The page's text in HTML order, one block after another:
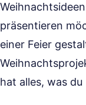
präsentieren
einer Feier
hat alles, was